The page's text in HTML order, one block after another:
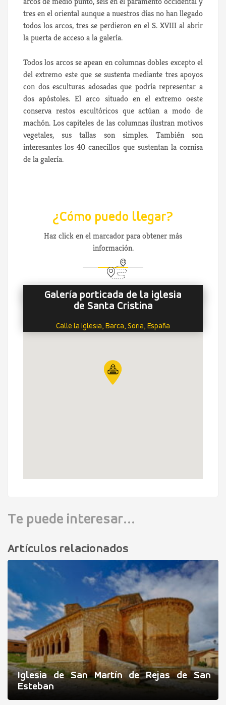
tres en el oriental aunque a nuestros días no han llegado
todos los arcos, tres se perdieron en el S. XVIII al abrir
la puerta de acceso a la galería.
Todos los arcos se apean en columnas dobles excepto el
del extremo este que se sustenta mediante tres apoyos
con dos esculturas adosadas que podría representar a
dos apóstoles. El arco situado en el extremo oeste
conserva restos escultóricos que actúan a modo de
machón. Los capiteles de las columnas ilustran motivos
vegetales, sus tallas son simples. También son
interesantes los 40 canecillos que sustentan la cornisa
de la galería.
¿Cómo puedo llegar?
Haz click en el marcador para obtener más
información.
Galería porticada de la iglesia
de Santa Cristina
Calle la Iglesia, Barca, Soria, España
Te puede interesar...
Artículos relacionados
Iglesia de San Martín de Rejas de San
Esteban